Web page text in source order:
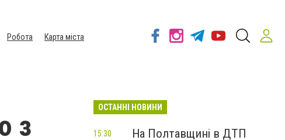
Робота
Карта міста
з
ОСТАННІ НОВИНИ
На Полтавщині в ДТП
15:30